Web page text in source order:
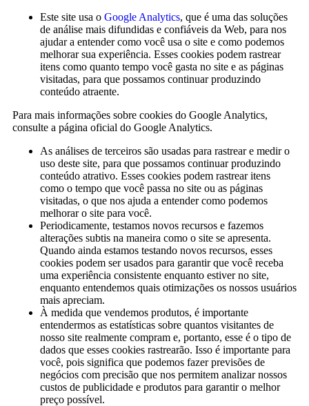
Este site usa o Google Analytics, que é uma das soluções
de análise mais difundidas e confiáveis ​​da Web, para nos
ajudar a entender como você usa o site e como podemos
melhorar sua experiência. Esses cookies podem rastrear
itens como quanto tempo você gasta no site e as páginas
visitadas, para que possamos continuar produzindo
conteúdo atraente.
Para mais informações sobre cookies do Google Analytics,
consulte a página oficial do Google Analytics.
As análises de terceiros são usadas para rastrear e medir o
uso deste site, para que possamos continuar produzindo
conteúdo atrativo. Esses cookies podem rastrear itens
como o tempo que você passa no site ou as páginas
visitadas, o que nos ajuda a entender como podemos
melhorar o site para você.
Periodicamente, testamos novos recursos e fazemos
alterações subtis na maneira como o site se apresenta.
Quando ainda estamos testando novos recursos, esses
cookies podem ser usados ​​para garantir que você receba
uma experiência consistente enquanto estiver no site,
enquanto entendemos quais otimizações os nossos usuários
mais apreciam.
À medida que vendemos produtos, é importante
entendermos as estatísticas sobre quantos visitantes de
nosso site realmente compram e, portanto, esse é o tipo de
dados que esses cookies rastrearão. Isso é importante para
você, pois significa que podemos fazer previsões de
negócios com precisão que nos permitem analizar nossos
custos de publicidade e produtos para garantir o melhor
preço possível.